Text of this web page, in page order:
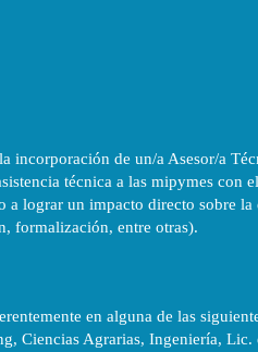
incorporación de un/a Asesor/a
técnica a las mipymes con
a lograr un impacto directo sobre
formalización, entre otras).
en alguna de las
Ciencias Agrarias, Ingeniería, Lic.